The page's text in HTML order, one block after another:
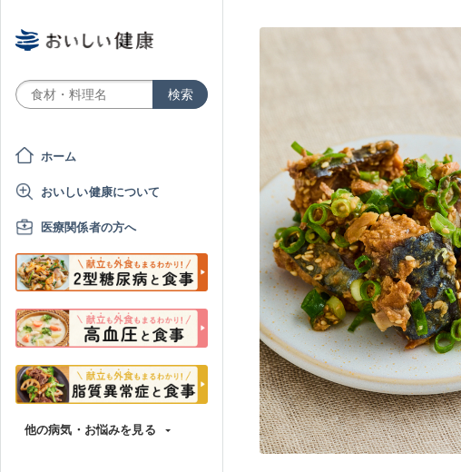
ホーム
おいしい健康について
医療関係者の方へ
他の病気・お悩みを見る